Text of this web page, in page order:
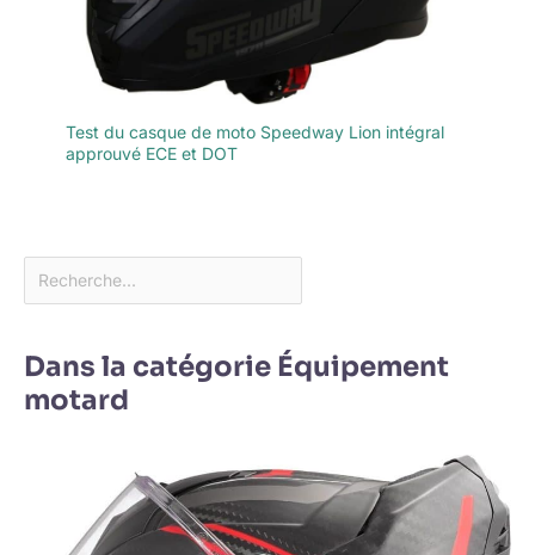
Test du casque de moto Speedway Lion intégral
approuvé ECE et DOT
Dans la catégorie Équipement
motard